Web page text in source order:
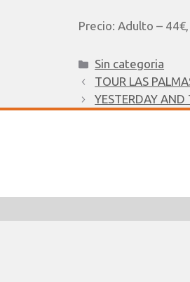
Precio: Adulto –
Sin categoria
TOUR LAS
YESTERDAY